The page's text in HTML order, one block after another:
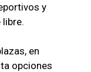
y
en
opciones